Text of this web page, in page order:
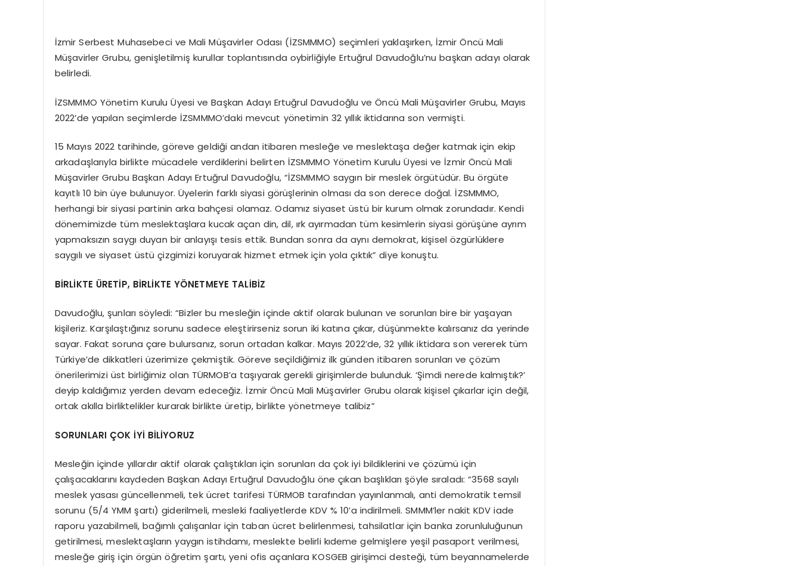
İzmir Serbest Muhasebeci ve Mali Müşavirler Odası (İZSMMMO) seçimleri yaklaşırken, İzmir Öncü Mali
Müşavirler Grubu, genişletilmiş kurullar toplantısında oybirliğiyle Ertuğrul Davudoğlu’nu başkan adayı olarak
belirledi.
İZSMMMO Yönetim Kurulu Üyesi ve Başkan Adayı Ertuğrul Davudoğlu ve Öncü Mali Müşavirler Grubu, Mayıs
2022’de yapılan seçimlerde İZSMMMO’daki mevcut yönetimin 32 yıllık iktidarına son vermişti.
15 Mayıs 2022 tarihinde, göreve geldiği andan itibaren mesleğe ve meslektaşa değer katmak için ekip
arkadaşlarıyla birlikte mücadele verdiklerini belirten İZSMMMO Yönetim Kurulu Üyesi ve İzmir Öncü Mali
Müşavirler Grubu Başkan Adayı Ertuğrul Davudoğlu, “İZSMMMO saygın bir meslek örgütüdür. Bu örgüte
kayıtlı 10 bin üye bulunuyor. Üyelerin farklı siyasi görüşlerinin olması da son derece doğal. İZSMMMO,
herhangi bir siyasi partinin arka bahçesi olamaz. Odamız siyaset üstü bir kurum olmak zorundadır. Kendi
dönemimizde tüm meslektaşlara kucak açan din, dil, ırk ayırmadan tüm kesimlerin siyasi görüşüne ayrım
yapmaksızın saygı duyan bir anlayışı tesis ettik. Bundan sonra da aynı demokrat, kişisel özgürlüklere
saygılı ve siyaset üstü çizgimizi koruyarak hizmet etmek için yola çıktık” diye konuştu.
BİRLİKTE ÜRETİP, BİRLİKTE YÖNETMEYE TALİBİZ
Davudoğlu, şunları söyledi: “Bizler bu mesleğin içinde aktif olarak bulunan ve sorunları bire bir yaşayan
kişileriz. Karşılaştığınız sorunu sadece eleştirirseniz sorun iki katına çıkar, düşünmekte kalırsanız da yerinde
sayar. Fakat soruna çare bulursanız, sorun ortadan kalkar. Mayıs 2022’de, 32 yıllık iktidara son vererek tüm
Türkiye’de dikkatleri üzerimize çekmiştik. Göreve seçildiğimiz ilk günden itibaren sorunları ve çözüm
önerilerimizi üst birliğimiz olan TÜRMOB’a taşıyarak gerekli girişimlerde bulunduk. ‘Şimdi nerede kalmıştık?’
deyip kaldığımız yerden devam edeceğiz. İzmir Öncü Mali Müşavirler Grubu olarak kişisel çıkarlar için değil,
ortak akılla birliktelikler kurarak birlikte üretip, birlikte yönetmeye talibiz”
SORUNLARI ÇOK İYİ BİLİYORUZ
Mesleğin içinde yıllardır aktif olarak çalıştıkları için sorunları da çok iyi bildiklerini ve çözümü için
çalışacaklarını kaydeden Başkan Adayı Ertuğrul Davudoğlu öne çıkan başlıkları şöyle sıraladı: “3568 sayılı
meslek yasası güncellenmeli, tek ücret tarifesi TÜRMOB tarafından yayınlanmalı, anti demokratik temsil
sorunu (5/4 YMM şartı) giderilmeli, mesleki faaliyetlerde KDV % 10’a indirilmeli. SMMM’ler nakit KDV iade
raporu yazabilmeli, bağımlı çalışanlar için taban ücret belirlenmesi, tahsilatlar için banka zorunluluğunun
getirilmesi, meslektaşların yaygın istihdamı, meslekte belirli kıdeme gelmişlere yeşil pasaport verilmesi,
mesleğe giriş için örgün öğretim şartı, yeni ofis açanlara KOSGEB girişimci desteği, tüm beyannamelerde